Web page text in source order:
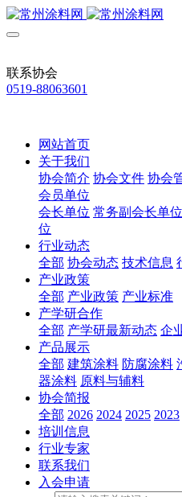
联系协会
0519-88063601
网站首页
关于我们
协会简介 协会文件 协会
会员单位
会长单位 常务副会长单位
位
行业动态
全部 协会动态 技术信息
产业政策
全部 产业政策 产业标准
产学研合作
全部 产学研最新动态 企
产品展示
全部 建筑涂料 防腐涂料
器涂料 原料与辅料
协会简报
全部 2026 2024 2025 2023
培训信息
行业专家
联系我们
入会申请